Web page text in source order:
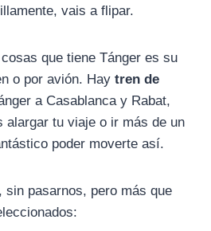
vais a flipar.
que tiene Tánger es su
o por avión. Hay tren de
a Casablanca y Rabat,
alargar tu viaje o ir más de un
poder moverte así.
, sin pasarnos, pero más que